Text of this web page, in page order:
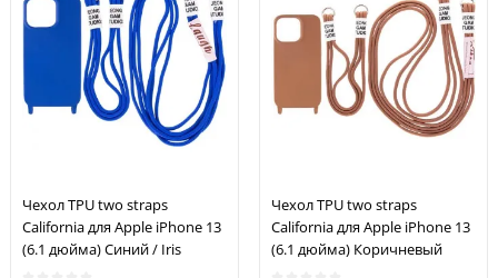
Чехол TPU two straps
California для Apple iPhone 13
(6.1 дюйма) Синий / Iris
Чехол TPU two straps
California для Apple iPhone 13
(6.1 дюйма) Коричневый